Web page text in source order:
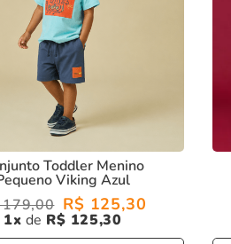
Toddler Menino
Viking Azul
179,00 R$ 125,30
1 R$ 125,30